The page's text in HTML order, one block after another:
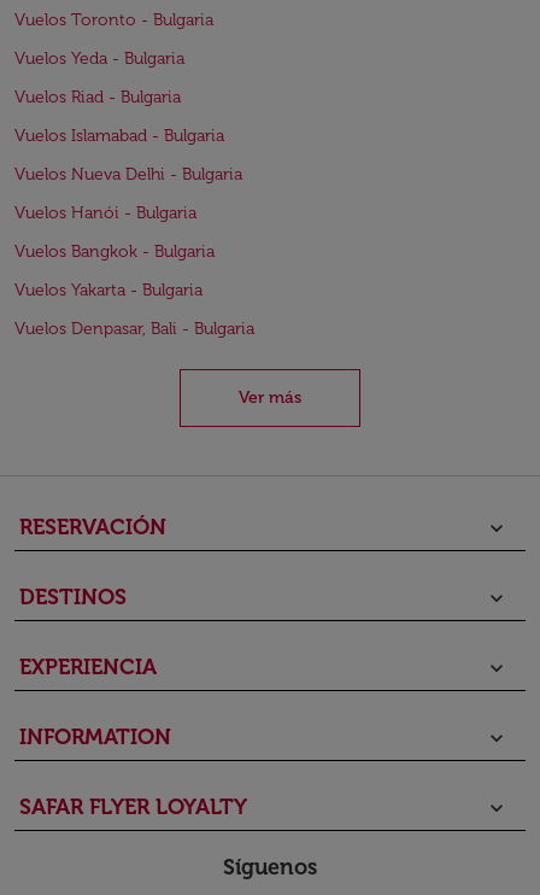
Vuelos Toronto - Bulgaria
Vuelos Yeda - Bulgaria
Vuelos Riad - Bulgaria
Vuelos Islamabad - Bulgaria
Vuelos Nueva Delhi - Bulgaria
Vuelos Hanói - Bulgaria
Vuelos Bangkok - Bulgaria
Vuelos Yakarta - Bulgaria
Vuelos Denpasar, Bali - Bulgaria
Ver más
RESERVACIÓN keyboard_arrow_down
DESTINOS keyboard_arrow_down
EXPERIENCIA keyboard_arrow_down
INFORMATION keyboard_arrow_down
SAFAR FLYER LOYALTY keyboard_arrow_down
Síguenos